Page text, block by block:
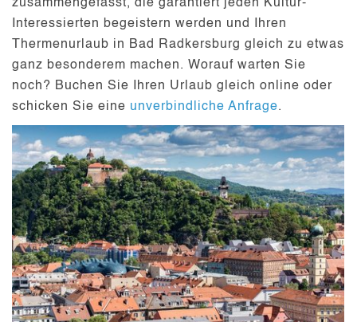
zusammengefasst, die garantiert jeden Kultur-
Interessierten begeistern werden und Ihren
Thermenurlaub in Bad Radkersburg gleich zu etwas
ganz besonderem machen. Worauf warten Sie
noch? Buchen Sie Ihren Urlaub gleich online oder
schicken Sie eine unverbindliche Anfrage.